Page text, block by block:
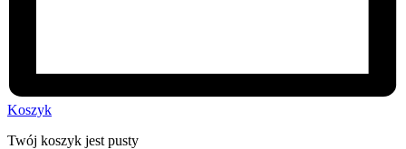
Koszyk
Twój koszyk jest pusty